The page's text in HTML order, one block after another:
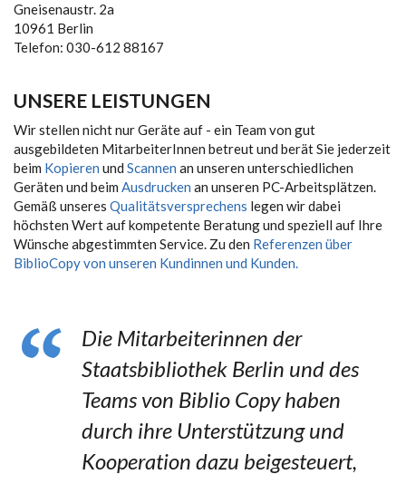
Gneisenaustr. 2a
10961 Berlin
Telefon: 030-612 88167
UNSERE LEISTUNGEN
Wir stellen nicht nur Geräte auf - ein Team von gut
ausgebildeten MitarbeiterInnen betreut und berät Sie jederzeit
beim Kopieren und Scannen an unseren unterschiedlichen
Geräten und beim Ausdrucken an unseren PC-Arbeitsplätzen.
Gemäß unseres Qualitätsversprechens legen wir dabei
höchsten Wert auf kompetente Beratung und speziell auf Ihre
Wünsche abgestimmten Service. Zu den Referenzen über
BiblioCopy von unseren Kundinnen und Kunden.
Die Mitarbeiterinnen der
Staatsbibliothek Berlin und des
Teams von Biblio Copy haben
durch ihre Unterstützung und
Kooperation dazu beigesteuert,